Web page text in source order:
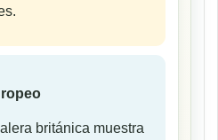
británica muestra